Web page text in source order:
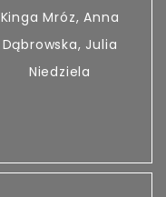
Kinga Mróz, Anna
Dąbrowska, Julia
Niedziela